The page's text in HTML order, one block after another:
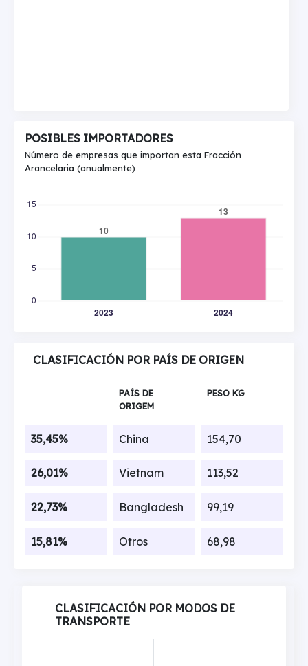
POSIBLES IMPORTADORES
Número de empresas que importan esta Fracción
Arancelaria (anualmente)
CLASIFICACIÓN POR PAÍS DE ORIGEN
PAÍS DE
ORIGEM
PESO KG
35,45% China 154,70
26,01% Vietnam 113,52
22,73% Bangladesh 99,19
15,81% Otros 68,98
CLASIFICACIÓN POR MODOS DE
TRANSPORTE